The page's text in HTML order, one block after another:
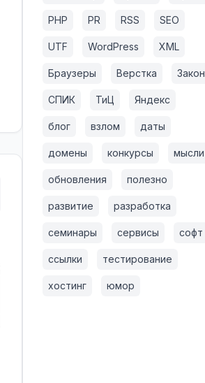
PHP PR RSS SEO
UTF WordPress XML
Браузеры Верстка Закон
СПИК ТиЦ Яндекс
блог взлом даты
домены конкурсы мысли
обновления полезно
развитие разработка
семинары сервисы софт
ссылки тестирование
хостинг юмор